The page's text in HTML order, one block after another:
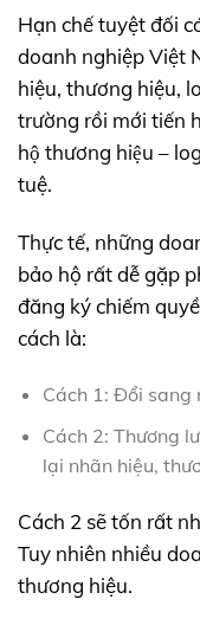
Hạn chế tuyệt đối
doanh nghiệp Việt
hiệu, thương hiệu,
trường rồi mới tiến
hộ thương hiệu –
tuệ.
Thực tế, những
bảo hộ rất dễ gặp
đăng ký chiếm
cách là:
Cách 1: Đổi sang
Cách 2: Thương
lại nhãn hiệu,
Cách 2 sẽ tốn rất
Tuy nhiên nhiều
thương hiệu.